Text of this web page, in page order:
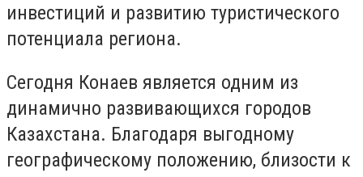
инвестиций и развитию туристического
потенциала региона.
Сегодня Конаев является одним из
динамично развивающихся городов
Казахстана. Благодаря выгодному
географическому положению, близости к